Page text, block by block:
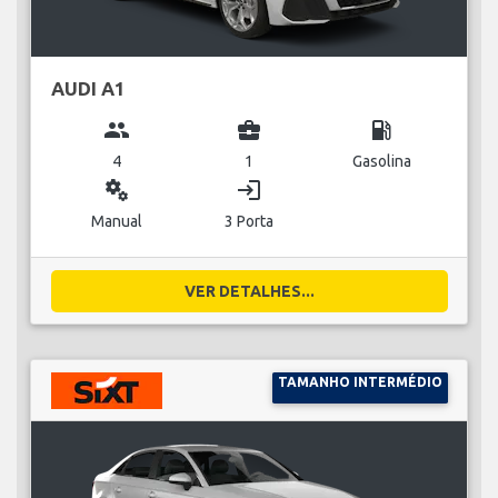
AUDI A1
group
4
business_center
1
local_gas_station
Gasolina
miscellaneous_services
Manual
login
3 Porta
VER DETALHES...
TAMANHO INTERMÉDIO